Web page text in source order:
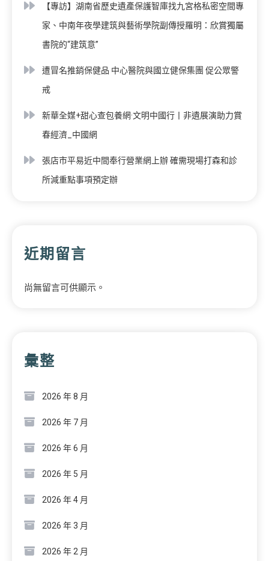
【專訪】湖南省歷史遺產保護智庫找九宮格私密空間專
家、中南年夜學建筑與藝術學院副傳授羅明：欣賞獨屬
書院的“建筑意”
遭冒名推銷保健品 中心醫院與國立健保集團 促公眾警
戒
新華全媒+甜心查包養網·文明中國行丨非遺展演助力賞
春經濟_中國網
張店市平易近中間奉行營業網上辦 確需現場打森和診
所減重點事項預定辦
近期留言
尚無留言可供顯示。
彙整
2026 年 8 月
2026 年 7 月
2026 年 6 月
2026 年 5 月
2026 年 4 月
2026 年 3 月
2026 年 2 月